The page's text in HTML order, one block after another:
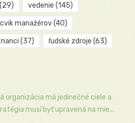
(29) vedenie (145)
manažérov(40)
(37) ľudské zdroje (63)
organizácia má jedinečné ciele a
musí byť upravená na mie...